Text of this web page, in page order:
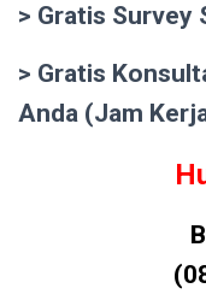
> Gratis Survey
> Gratis
Anda (Jam